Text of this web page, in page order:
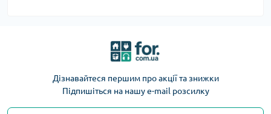
Дізнавайтеся першим про акції та знижки
Підпишіться на нашу e-mail розсилку